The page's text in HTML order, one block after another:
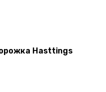
Hasttings